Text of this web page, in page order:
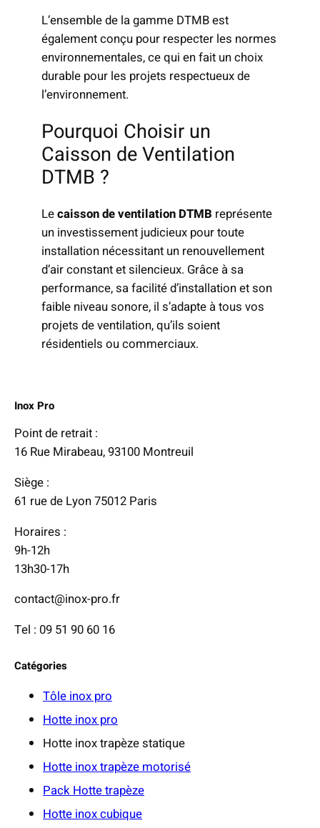
L’ensemble de la gamme DTMB est
également conçu pour respecter les normes
environnementales, ce qui en fait un choix
durable pour les projets respectueux de
l’environnement.
Pourquoi Choisir un
Caisson de Ventilation
DTMB ?
Lecaisson de ventilation DTMB représente
un investissement judicieux pour toute
installation nécessitant un renouvellement
d’air constant et silencieux. Grâce à sa
performance, sa facilité d’installation et son
faible niveau sonore, il s’adapte à tous vos
projets de ventilation, qu’ils soient
résidentiels ou commerciaux.
Inox Pro
Point de retrait :
16 Rue Mirabeau, 93100 Montreuil
Siège :
61 rue de Lyon 75012 Paris
Horaires :
9h-12h
13h30-17h
contact@inox-pro.fr
Tel : 09 51 90 60 16
Catégories
Tôle inox pro
Hotte inox pro
Hotte inox trapèze statique
Hotte inox trapèze motorisé
Pack Hotte trapèze
Hotte inox cubique